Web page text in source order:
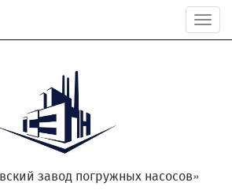
завод погружных насосов»